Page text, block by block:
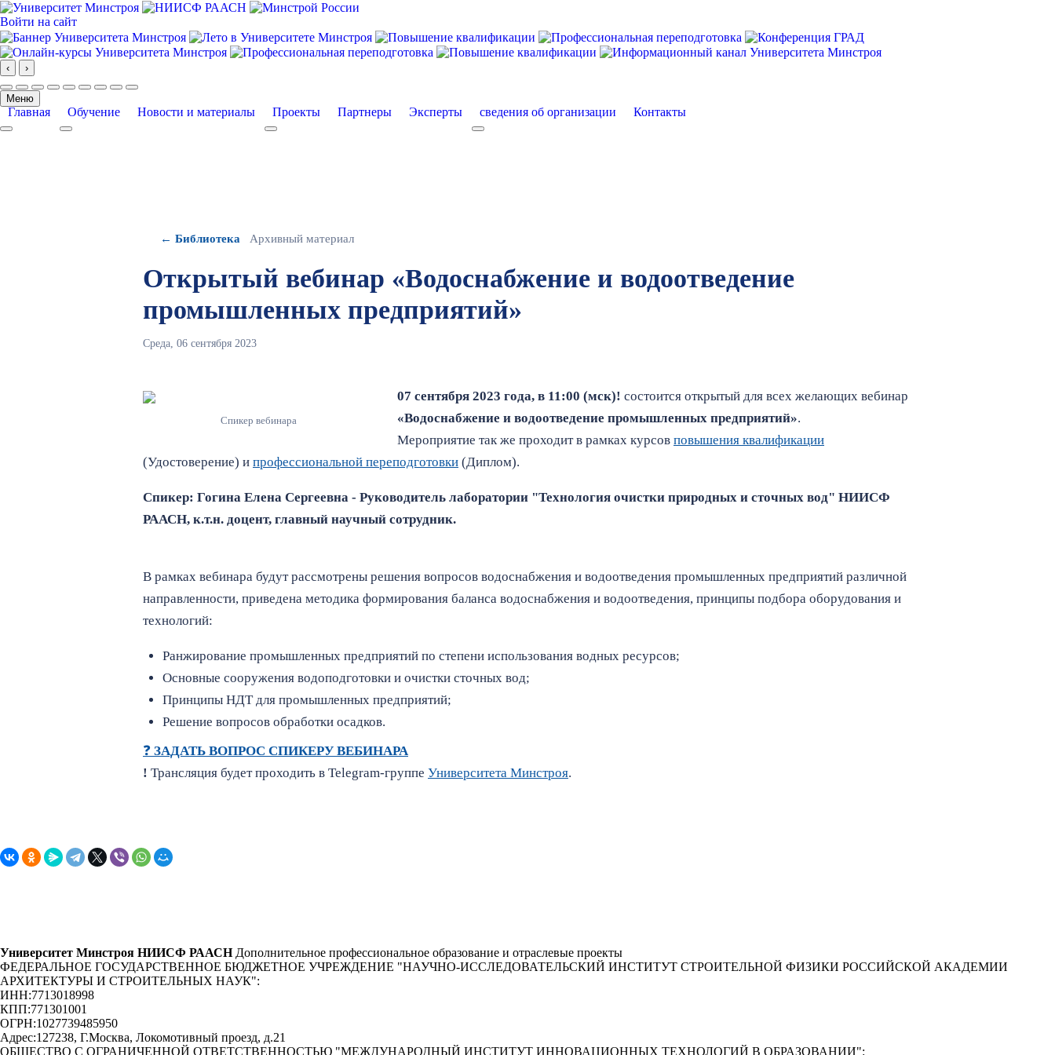
Войти на сайт
‹ ›
Меню
Главная
More about: Главная
Обучение
More about: Обучение
Новости и материалы Проекты
More about: Проекты
Партнеры Эксперты сведения об организации
More about: сведения об организации
Контакты
← Библиотека Архивный материал
Открытый вебинар «Водоснабжение и водоотведение
промышленных предприятий»
Среда, 06 сентября 2023
Спикер вебинара
07 сентября 2023 года, в 11:00 (мск)! состоится открытый для всех желающих вебинар
«Водоснабжение и водоотведение промышленных предприятий».
Мероприятие так же проходит в рамках курсов повышения квалификации
(Удостоверение) и профессиональной переподготовки (Диплом).
Спикер: Гогина Елена Сергеевна - Руководитель лаборатории "Технология очистки природных и сточных вод" НИИСФ
РААСН, к.т.н. доцент, главный научный сотрудник.
В рамках вебинара будут рассмотрены решения вопросов водоснабжения и водоотведения промышленных предприятий различной
направленности, приведена методика формирования баланса водоснабжения и водоотведения, принципы подбора оборудования и
технологий:
Ранжирование промышленных предприятий по степени использования водных ресурсов;
Основные сооружения водоподготовки и очистки сточных вод;
Принципы НДТ для промышленных предприятий;
Решение вопросов обработки осадков.
❓ ЗАДАТЬ ВОПРОС СПИКЕРУ ВЕБИНАРА
! Трансляция будет проходить в Telegram-группе Университета Минстроя.
Университет Минстроя НИИСФ РААСН Дополнительное профессиональное образование и отраслевые проекты
ФЕДЕРАЛЬНОЕ ГОСУДАРСТВЕННОЕ БЮДЖЕТНОЕ УЧРЕЖДЕНИЕ "НАУЧНО-ИССЛЕДОВАТЕЛЬСКИЙ ИНСТИТУТ СТРОИТЕЛЬНОЙ ФИЗИКИ РОССИЙСКОЙ АКАДЕМИИ
АРХИТЕКТУРЫ И СТРОИТЕЛЬНЫХ НАУК":
ИНН:7713018998
КПП:771301001
ОГРН:1027739485950
Адрес:127238, Г.Москва, Локомотивный проезд, д.21
ОБЩЕСТВО С ОГРАНИЧЕННОЙ ОТВЕТСТВЕННОСТЬЮ "МЕЖДУНАРОДНЫЙ ИНСТИТУТ ИННОВАЦИОННЫХ ТЕХНОЛОГИЙ В ОБРАЗОВАНИИ":